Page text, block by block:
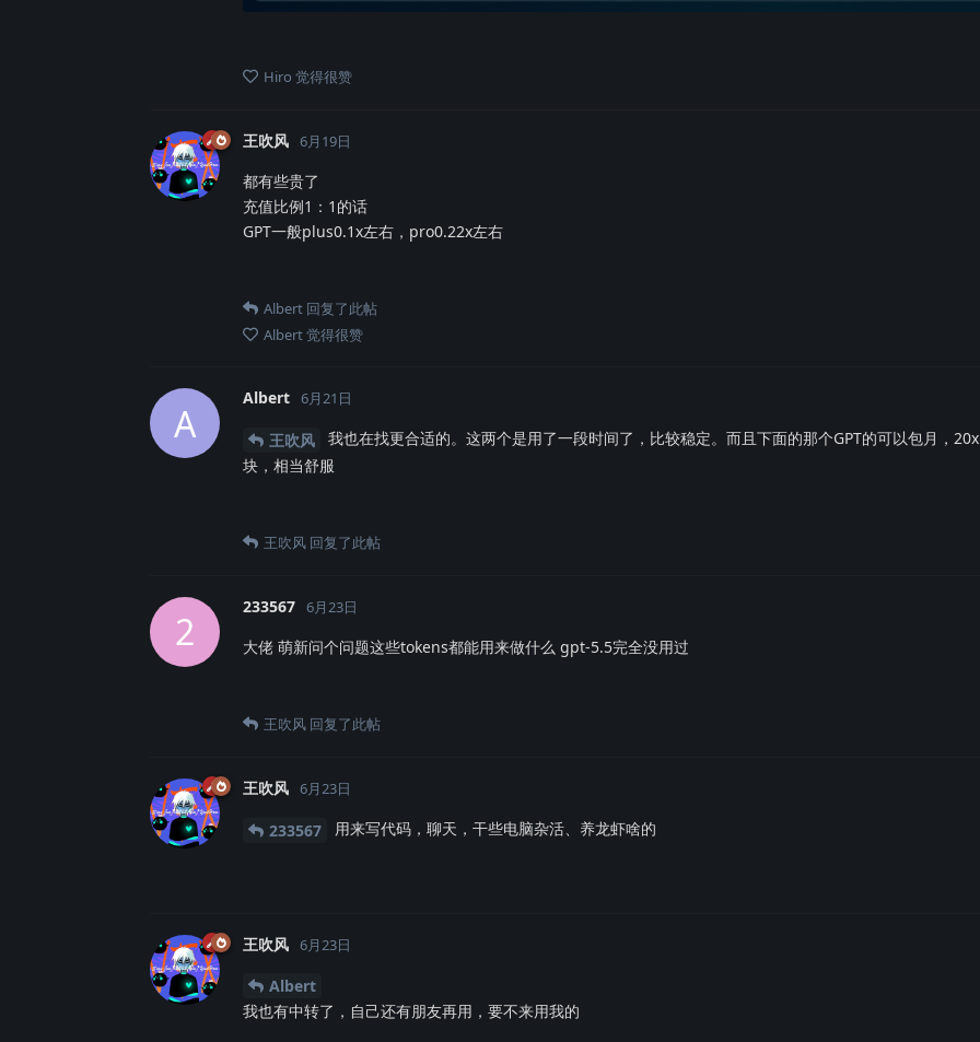
Hiro 觉得很赞
王吹风 6月19日
都有些贵了
充值比例1：1的话
GPT一般plus0.1x左右，pro0.22x左右
Albert 回复了此帖
Albert觉得很赞
A
Albert 6月21日
王吹风
我也在找更合适的。这两个是用了一段时间了，比较稳定。而且下面的那个GPT的可以包月，
块，相当舒服
王吹风 回复了此帖
2
233567 6月23日
大佬 萌新问个问题这些tokens都能用来做什么 gpt-5.5完全没用过
王吹风 回复了此帖
王吹风 6月23日
233567 用来写代码，聊天，干些电脑杂活、养龙虾啥的
王吹风 6月23日
Albert
我也有中转了，自己还有朋友再用，要不来用我的